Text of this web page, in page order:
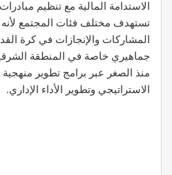
الاستدامة المالية مع تنظيم
تستهدف مختلف فئات المجتمع
المشاركات والإنجازات في كرة
جماهيري خاصة في المنطقة الشرقية
منذ الصغر عبر برامج تطوير
الاستراتيجي وتطوير الأداء الإداري.